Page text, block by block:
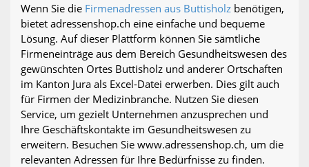
Wenn Sie die Firmenadressen aus Buttisholz benötigen,
bietet adressenshop.ch eine einfache und bequeme
Lösung. Auf dieser Plattform können Sie sämtliche
Firmeneinträge aus dem Bereich Gesundheitswesen des
gewünschten Ortes Buttisholz und anderer Ortschaften
im Kanton Jura als Excel-Datei erwerben. Dies gilt auch
für Firmen der Medizinbranche. Nutzen Sie diesen
Service, um gezielt Unternehmen anzusprechen und
Ihre Geschäftskontakte im Gesundheitswesen zu
erweitern. Besuchen Sie www.adressenshop.ch, um die
relevanten Adressen für Ihre Bedürfnisse zu finden.